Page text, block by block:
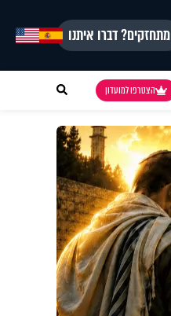
מתחזקים? דברו איתנו
הצטרפו למועדון